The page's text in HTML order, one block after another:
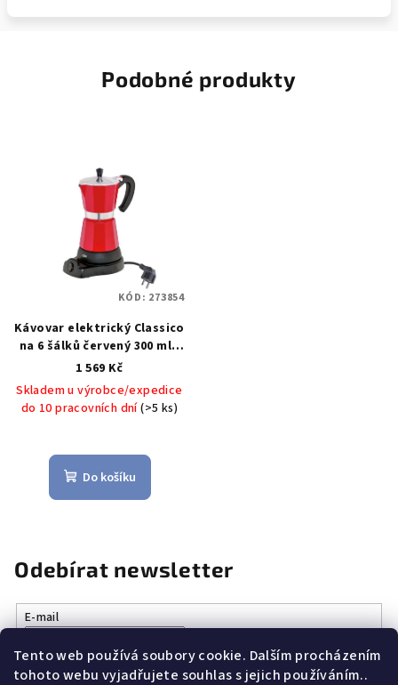
Tento web používá soubory cookie. Dalším procházením
tohoto webu vyjadřujete souhlas s jejich používáním..
Podobné produkty
Kávovar elektrický Classico
na 6 šálků červený 300 ml -
CILIO SolingenClassico
elektrický vařič na
espresso 6 šálků červený -
CILIO Solingen
1 569 Kč
Skladem u výrobce/expedice
do 10 pracovních dní(>5 ks)
Do košíku
KÓD: 273854
Odebírat newsletter
E-mail
Vložením e-mailu souhlasíte spodmínkami ochrany osobních
údajů